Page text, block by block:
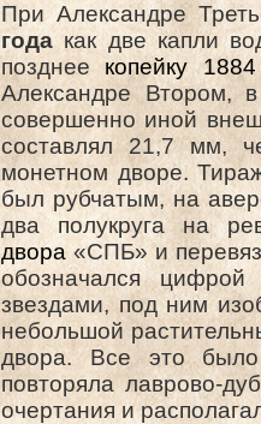
При Александре
годакак две капли
позднее копейку
Александре Втором,
совершенно иной
составлял 21,7 мм,
монетном дворе.
был рубчатым, на
два полукруга на
двора «СПБ» и
обозначался
звездами, под ним
небольшой
двора. Все это было
повторяла лаврово-
очертания и